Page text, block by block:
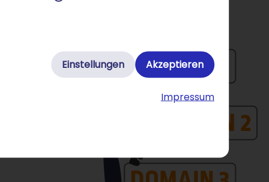
Einstellungen Akzeptieren
Impressum